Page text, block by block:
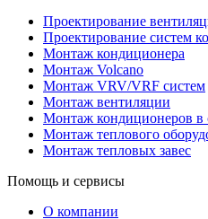
Проектирование
Проектирование систем
Монтаж кондиционера
Монтаж Volcano
Монтаж VRV/VRF систем
Монтаж вентиляции
Монтаж кондиционеров в
Монтаж теплового
Монтаж тепловых завес
Помощь и сервисы
О компании